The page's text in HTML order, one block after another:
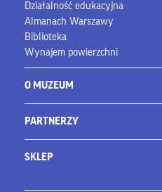
Działalność edukacyjna
Almanach Warszawy
Biblioteka
Wynajem powierzchni
O MUZEUM
PARTNERZY
SKLEP